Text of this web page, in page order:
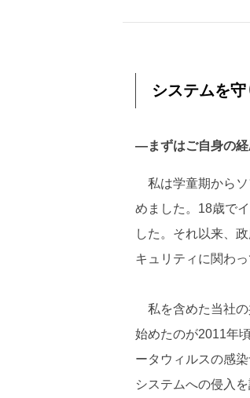
システムを
―まずはご自身の経
私は学童期からソ
めました。18歳で
した。それ以来、
キュリティに関わっ
私を含めた当社の
始めたのが2011年
ータウィルスの感
システムへの侵入